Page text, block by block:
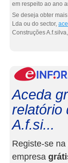
em respeito ao ano
Se deseja obter
Lda ou do sector,
Construções
Aceda
relatório
A.f.si...
Registe-se na
empresa